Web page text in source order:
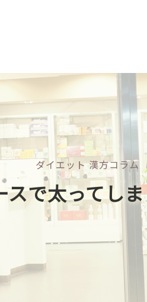
ダイエット 漢方コラム
スで太ってし